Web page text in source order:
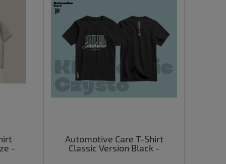
-
Automotive Care T-Shirt
Classic Version Black -